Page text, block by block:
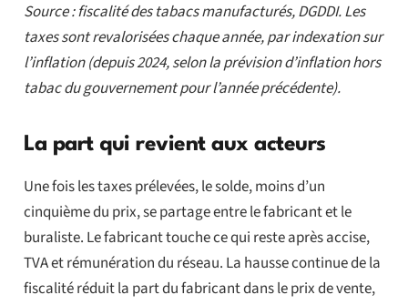
Source : fiscalité des tabacs manufacturés, DGDDI. Les
taxes sont revalorisées chaque année, par indexation sur
l’inflation (depuis 2024, selon la prévision d’inflation hors
tabac du gouvernement pour l’année précédente).
La part qui revient aux acteurs
Une fois les taxes prélevées, le solde, moins d’un
cinquième du prix, se partage entre le fabricant et le
buraliste. Le fabricant touche ce qui reste après accise,
TVA et rémunération du réseau. La hausse continue de la
fiscalité réduit la part du fabricant dans le prix de vente,